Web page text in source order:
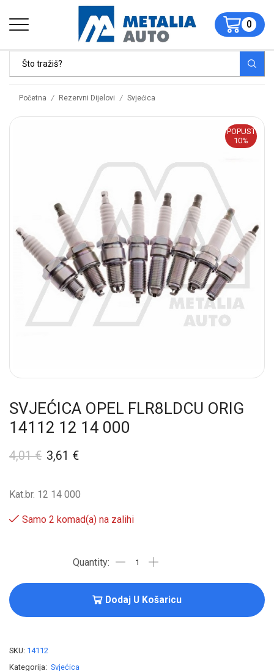
0
Početna / Rezervni Dijelovi / Svjećica
POPUST
10%
SVJEĆICA OPEL FLR8LDCU ORIG
14112 12 14 000
4,01€ 3,61 €
Kat.br. 12 14 000
Samo 2 komad(a) na zalihi
Dodaj U Košaricu
SKU: 14112
Kategorija: Svjećica